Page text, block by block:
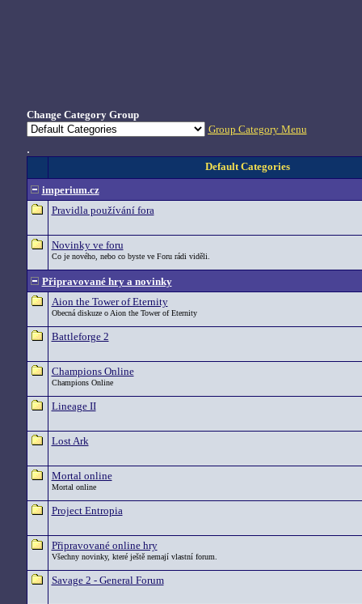
Change Category Group
Group Category Menu
.
Default Categories
imperium.cz
Pravidla používání fora
Novinky ve foru
Co je nového, nebo co byste ve Foru rádi viděli.
Připravované hry a novinky
Aion the Tower of Eternity
Obecná diskuze o Aion the Tower of Eternity
Battleforge 2
Champions Online
Champions Online
Lineage II
Lost Ark
Mortal online
Mortal online
Project Entropia
Připravované online hry
Všechny novinky, které ještě nemají vlastní forum.
Savage 2 - General Forum